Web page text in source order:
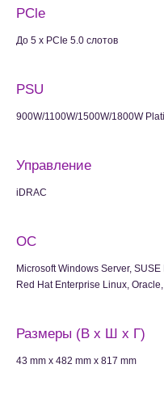
PCle
До 5 x PCIe 5.0 слотов
PSU
900W/1100W/1500W/1800W
Управление
iDRAC
ОС
Microsoft Windows Server,
Red Hat Enterprise Linux,
Размеры (В x Ш x Г)
43 mm x 482 mm x 817 mm